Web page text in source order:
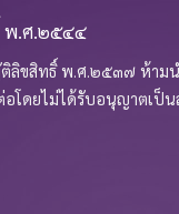
พ.ศ.๒๕๔๔
ขสิทธิ์ พ.ศ.๒๕๓๗ ห้ามน
อโดยไม่ได้รับอนุญาตเป็